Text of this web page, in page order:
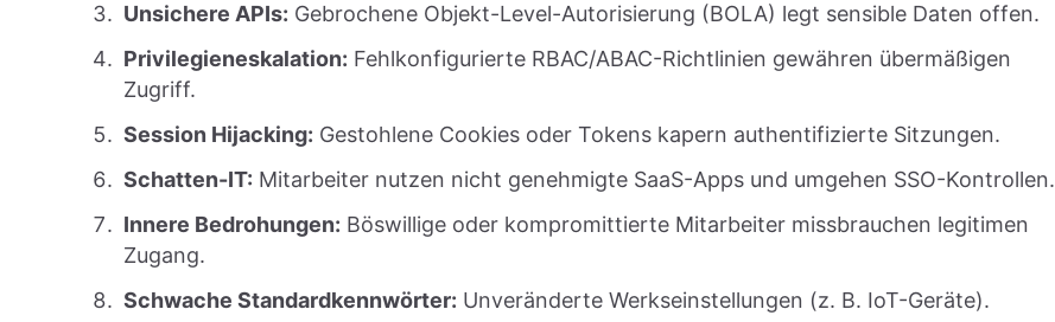
Unsichere APIs: Gebrochene Objekt-Level-Autorisierung (BOLA) legt sensible Daten offen.
Privilegieneskalation: Fehlkonfigurierte RBAC/ABAC-Richtlinien gewähren übermäßigen
Zugriff.
Session Hijacking: Gestohlene Cookies oder Tokens kapern authentifizierte Sitzungen.
Schatten-IT: Mitarbeiter nutzen nicht genehmigte SaaS-Apps und umgehen SSO-Kontrollen.
Innere Bedrohungen: Böswillige oder kompromittierte Mitarbeiter missbrauchen legitimen
Zugang.
Schwache Standardkennwörter: Unveränderte Werkseinstellungen (z. B. IoT-Geräte).